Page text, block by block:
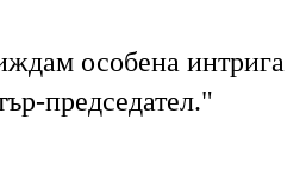
особена интрига
председател."